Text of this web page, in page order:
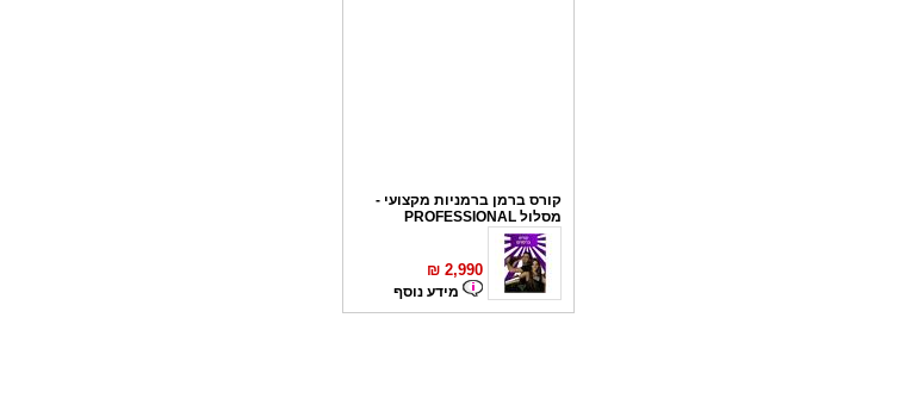
מסלול PROFESSIONAL
2,990
מידע נוסף